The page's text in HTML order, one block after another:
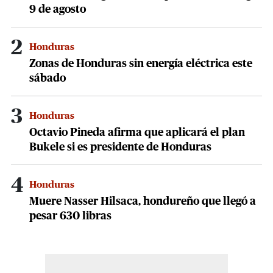
9 de agosto
2 Honduras
Zonas de Honduras sin energía eléctrica este
sábado
3 Honduras
Octavio Pineda afirma que aplicará el plan
Bukele si es presidente de Honduras
4 Honduras
Muere Nasser Hilsaca, hondureño que llegó a
pesar 630 libras